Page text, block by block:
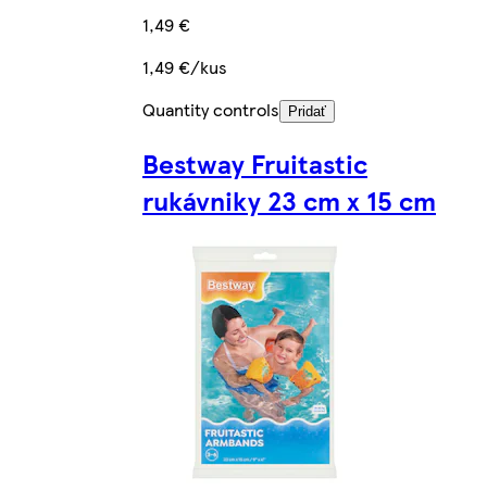
1,49 €
1,49 €/kus
Quantity controls
Pridať
Bestway Fruitastic
rukávniky 23 cm x 15 cm